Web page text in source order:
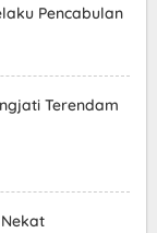
Pencabulan
Terendam